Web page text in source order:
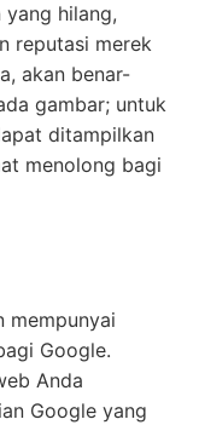
hilang,
reputasi merek
akan benar-
gambar; untuk
ditampilkan
menolong bagi
mempunyai
Google.
Anda
Google yang